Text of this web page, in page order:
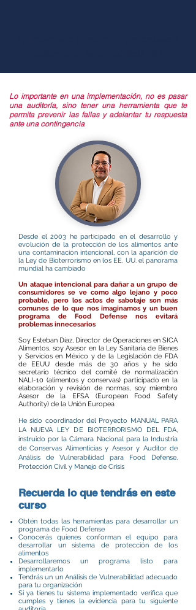
Lo importante en una implementación, no es pasar
una auditoría, sino tener una herramienta que te
permita prevenir las fallas y adelantar tu respuesta
ante una contingencia
Desde el 2003 he participado en el desarrollo y
evolución de la protección de los alimentos ante
una contaminación intencional, con la aparición de
la Ley de Bioterrorismo en los EE. UU. el panorama
mundial ha cambiado
Un ataque intencional para dañar a un grupo de
consumidores se ve como algo lejano y poco
probable, pero los actos de sabotaje son más
comunes de lo que nos imaginamos y un buen
programa de Food Defense nos evitará
problemas innecesarios
Soy Esteban Díaz, Director de Operaciones en SICA
Alimentos, soy Asesor en la Ley Sanitaria de Bienes
y Servicios en México y de la Legislación de FDA
de EEUU desde más de 30 años y he sido
secretario técnico del comité de normalización
NALI-10 (alimentos y conservas) participado en la
elaboración y revisión de normas, soy miembro
Asesor de la EFSA (European Food Safety
Authority) de la Unión Europea
He sido coordinador del Proyecto MANUAL PARA
LA NUEVA LEY DE BIOTERRORISMO DEL FDA,
instruido por la Cámara Nacional para la Industria
de Conservas Alimenticias y Asesor y Auditor de
Análisis de Vulnerabilidad para Food Defense,
Protección Civil y Manejo de Crisis
Recuerda lo que tendrás en este
curso
Obtén todas las herramientas para desarrollar un
programa de Food Defense
Conocerás quienes conforman el equipo para
desarrollar un sistema de protección de los
alimentos
Desarrollaremos un programa listo para
implementarlo
Tendrás un un Análisis de Vulnerabilidad adecuado
para tu organización
Si ya tienes tu sistema implementado verifica que
cumples y tienes la evidencia para tu siguiente